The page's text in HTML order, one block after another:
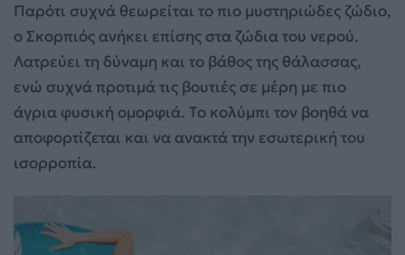
Παρότι συχνά θεωρείται το πιο μυστηριώδες ζώδιο,
ο Σκορπιός ανήκει επίσης στα ζώδια του νερού.
Λατρεύει τη δύναμη και το βάθος της θάλασσας,
ενώ συχνά προτιμά τις βουτιές σε μέρη με πιο
άγρια φυσική ομορφιά. Το κολύμπι τον βοηθά να
αποφορτίζεται και να ανακτά την εσωτερική του
ισορροπία.